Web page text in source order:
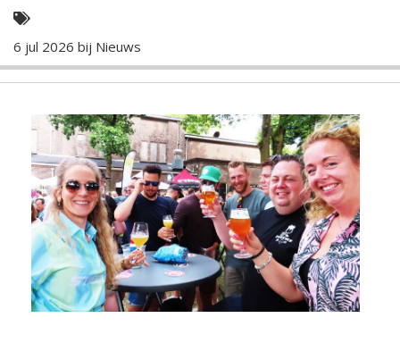
6 jul 2026 bij Nieuws